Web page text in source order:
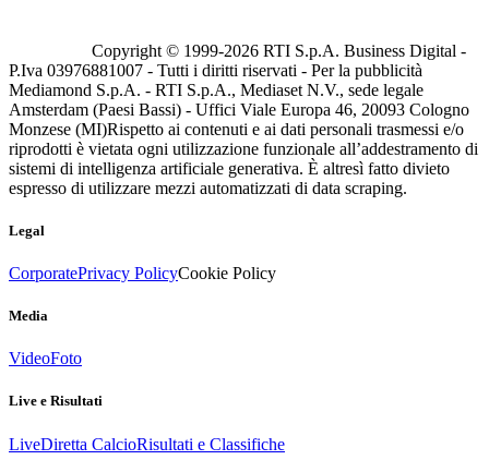
Copyright © 1999-2026 RTI S.p.A. Business Digital -
P.Iva 03976881007 - Tutti i diritti riservati - Per la pubblicità
Mediamond S.p.A. - RTI S.p.A., Mediaset N.V., sede legale
Amsterdam (Paesi Bassi) - Uffici Viale Europa 46, 20093 Cologno
Monzese (MI)Rispetto ai contenuti e ai dati personali trasmessi e/o
riprodotti è vietata ogni utilizzazione funzionale all’addestramento di
sistemi di intelligenza artificiale generativa. È altresì fatto divieto
espresso di utilizzare mezzi automatizzati di data scraping.
Legal
CorporatePrivacy PolicyCookie Policy
Media
VideoFoto
Live e Risultati
LiveDiretta CalcioRisultati e Classifiche